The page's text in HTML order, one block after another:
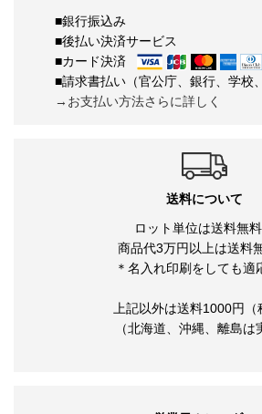
■銀行振込み
■後払い決済サービス
■カード決済
■請求書払い（官公庁、銀行、学校
→お支払い方法さらに詳しく
送料について
ロット単位は送料無料
商品代3万円以上は送料
＊名入れ印刷をしても適
上記以外は送料1000円（
（北海道、沖縄、離島は